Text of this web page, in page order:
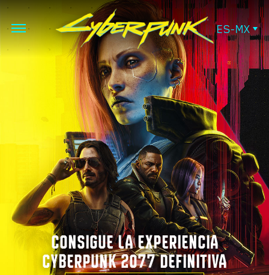
ES-MX
CONSIGUE LA EXPERIENCIA
CYBERPUNK 2077 DEFINITIVA